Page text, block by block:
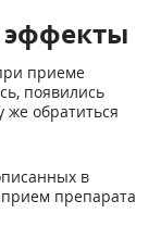
приеме
появились
же обратиться
в
препарата